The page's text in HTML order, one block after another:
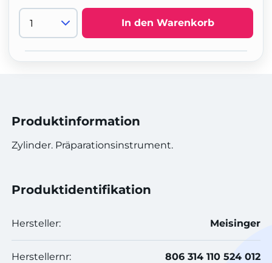
In den Warenkorb
Produktinformation
Zylinder. Präparationsinstrument.
Produktidentifikation
Hersteller: Meisinger
Herstellernr: 806 314 110 524 012